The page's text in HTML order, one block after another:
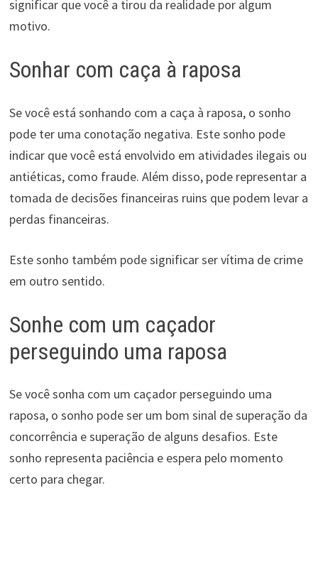
significar que você a tirou da realidade por algum
motivo.
Sonhar com caça à raposa
Se você está sonhando com a caça à raposa, o sonho
pode ter uma conotação negativa. Este sonho pode
indicar que você está envolvido em atividades ilegais ou
antiéticas, como fraude. Além disso, pode representar a
tomada de decisões financeiras ruins que podem levar a
perdas financeiras.
Este sonho também pode significar ser vítima de crime
em outro sentido.
Sonhe com um caçador
perseguindo uma raposa
Se você sonha com um caçador perseguindo uma
raposa, o sonho pode ser um bom sinal de superação da
concorrência e superação de alguns desafios. Este
sonho representa paciência e espera pelo momento
certo para chegar.